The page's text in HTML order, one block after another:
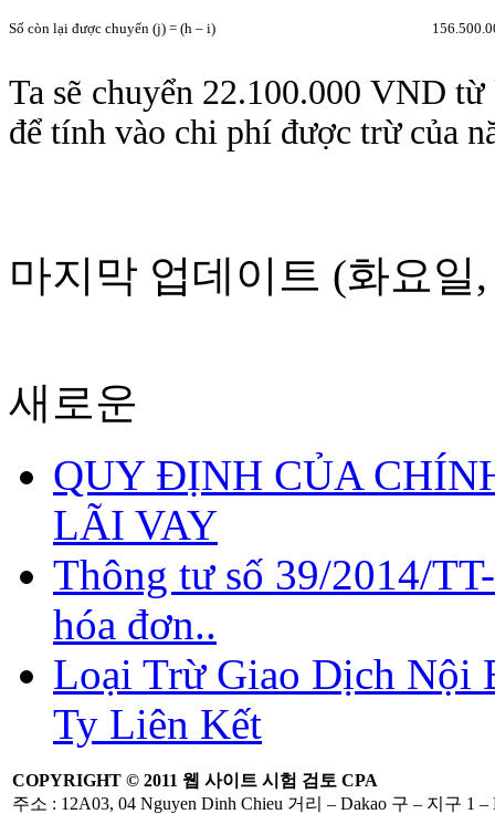
Số còn lại được chuyển (j) = (h – i)
Ta sẽ chuyển 22.100.000 VND
để tính vào chi phí được trừ của
마지막 업데이트 (화요일,
새로운
QUY ĐỊNH CỦA
LÃI VAY
Thông tư số 39/2014/
hóa đơn..
Loại Trừ Giao Dịch Nội
Ty Liên Kết
COPYRIGHT © 2011 웹 사이트 시험 검토 CPA
주소 : 12A03, 04 Nguyen Dinh Chieu 거리 – Dakao 구 – 지구 1 –